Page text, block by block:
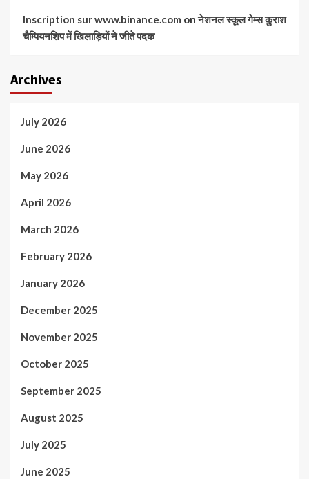
Inscription sur www.binance.com onनेशनल स्कूल गेम्स कुराश
चैम्पियनशिप में खिलाड़ियों ने जीते पदक
Archives
July 2026
June 2026
May 2026
April 2026
March 2026
February 2026
January 2026
December 2025
November 2025
October 2025
September 2025
August 2025
July 2025
June 2025